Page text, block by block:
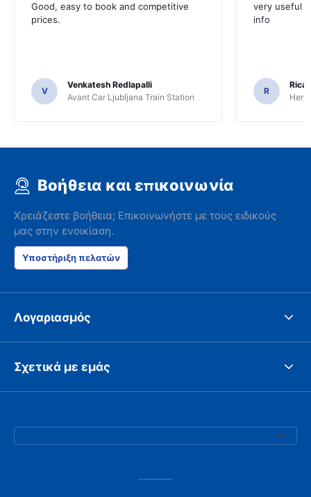
Good, easy to book and competitive
prices.
V
Venkatesh Redlapalli
Avant Car Ljubljana Train Station
very useful
info
R
Βοήθεια και επικοινωνία
Χρειάζεστε βοήθεια; Επικοινωνήστε με τους ειδικούς
μας στην ενοικίαση.
Υποστήριξη πελατών
Λογαριασμός
Σχετικά με εμάς